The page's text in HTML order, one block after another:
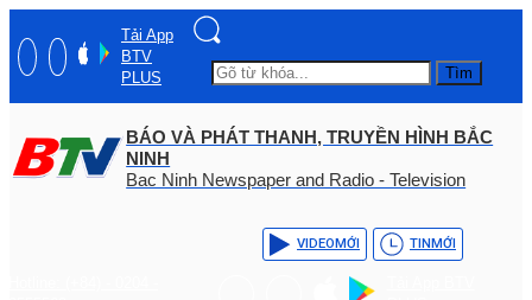
Tải App
BTV
PLUS
Tìm
BÁO VÀ PHÁT THANH, TRUYỀN HÌNH BẮC
NINH
Bac Ninh Newspaper and Radio - Television
VIDEOMỚI TINMỚI